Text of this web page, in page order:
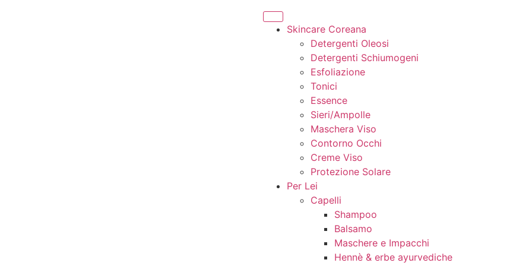
Skincare Coreana
Detergenti Oleosi
Detergenti Schiumogeni
Esfoliazione
Tonici
Essence
Sieri/Ampolle
Maschera Viso
Contorno Occhi
Creme Viso
Protezione Solare
Per Lei
Capelli
Shampoo
Balsamo
Maschere e Impacchi
Hennè & erbe ayurvediche